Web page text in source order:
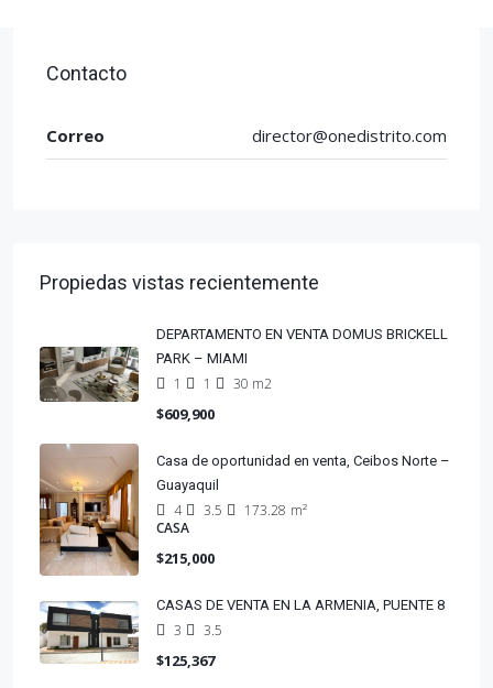
Contacto
Correo director@onedistrito.com
Propiedas vistas recientemente
DEPARTAMENTO EN VENTA DOMUS BRICKELL
PARK – MIAMI
1 1 30 m2
$609,900
Casa de oportunidad en venta, Ceibos Norte –
Guayaquil
4 3.5 173.28 m²
CASA
$215,000
CASAS DE VENTA EN LA ARMENIA, PUENTE 8
3 3.5
$125,367